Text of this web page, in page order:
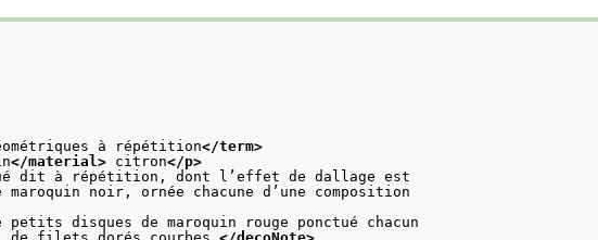
à répétition</term>
</material> citron</p>
dit à répétition, dont l’effet de dallage est
noir, ornée chacune d’une composition
disques de maroquin rouge ponctué chacun